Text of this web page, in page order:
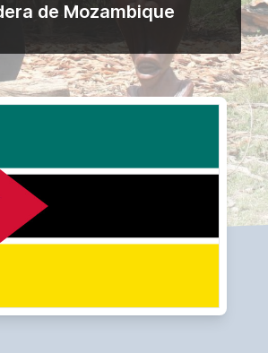
de Mozambique